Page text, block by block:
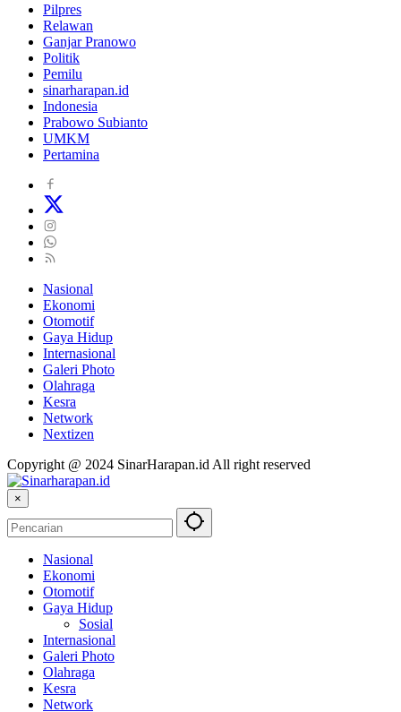
Pilpres
Relawan
Ganjar Pranowo
Politik
Pemilu
sinarharapan.id
Indonesia
Prabowo Subianto
UMKM
Pertamina
Nasional
Ekonomi
Otomotif
Gaya Hidup
Internasional
Galeri Photo
Olahraga
Kesra
Network
Nextizen
Copyright @ 2024 SinarHarapan.id All right reserved
×
Nasional
Ekonomi
Otomotif
Gaya Hidup
Sosial
Internasional
Galeri Photo
Olahraga
Kesra
Network